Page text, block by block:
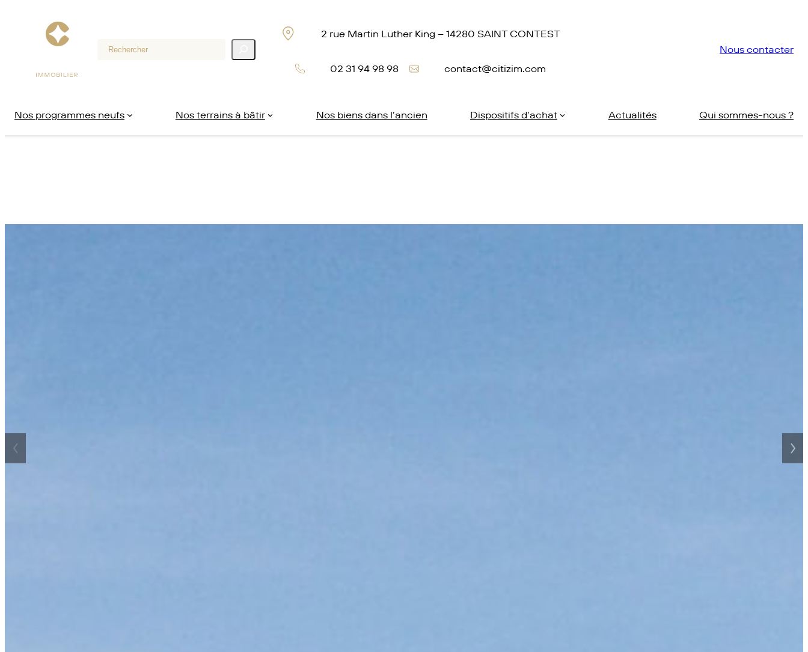
Rechercher
2 rue Martin Luther King – 14280 SAINT CONTEST
02 31 94 98 98 contact@citizim.com
Nous contacter
Nos programmes neufs Nos terrains à bâtir Nos biens dans l’ancien Dispositifs d’achat Actualités Qui sommes-nous ?